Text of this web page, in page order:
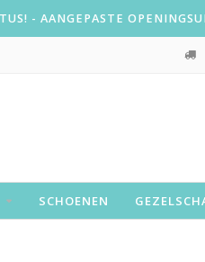
- AANGEPASTE
SCHOENEN